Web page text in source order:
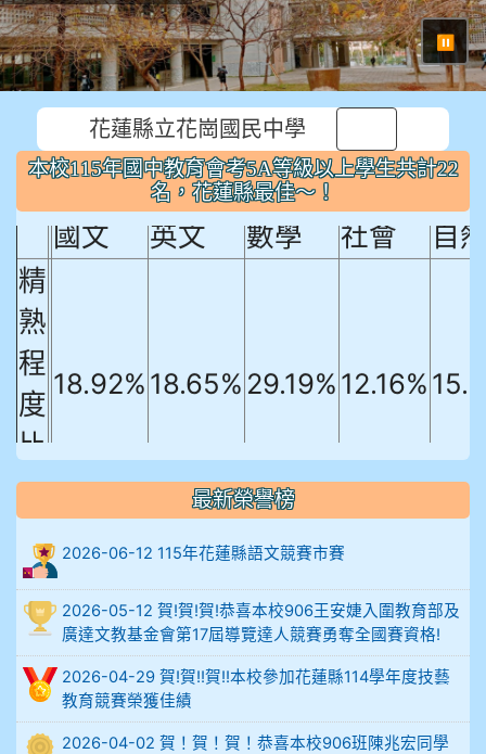
⏸
花蓮縣立花崗國民中學
本校115年國中教育會考5A等級以上學生共計22
名，花蓮縣最佳～！
本校115年國中教育會考5A等級以上
學生共計22名，花蓮縣最佳～！
國文
英文 數學 社會 自
精
熟
程
度
比
例
18.92% 18.65% 29.19% 12.16%
906陳兆宏 5A10+ 作文5
912余 嘉 5A10+
914謝佩臻 5A10+
902蘇奕愷
903陳品帆
最新榮譽榜
2026-06-12 115年花蓮縣語文競賽市賽
2026-05-12 賀!賀!賀!恭喜本校906王安婕入圍教育部及
廣達文教基金會第17屆導覽達人競賽勇奪全國賽資格!
2026-04-29 賀!賀!!賀!!本校參加花蓮縣114學年度技藝
教育競賽榮獲佳績
2026-04-02 賀！賀！賀！恭喜本校906班陳兆宏同學